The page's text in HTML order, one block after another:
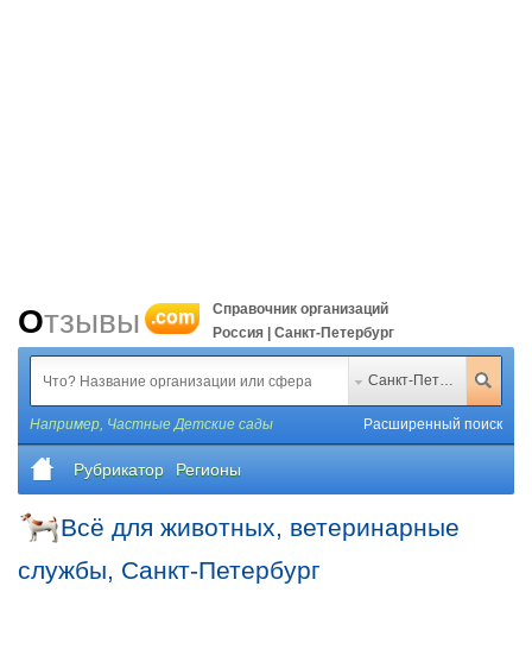
Отзывы .com
Справочник организаций
Россия | Санкт-Петербург
Санкт-Петербург
Например, Частные Детские сады Расширенный поиск
Рубрикатор Регионы
Всё для животных, ветеринарные
службы, Санкт-Петербург